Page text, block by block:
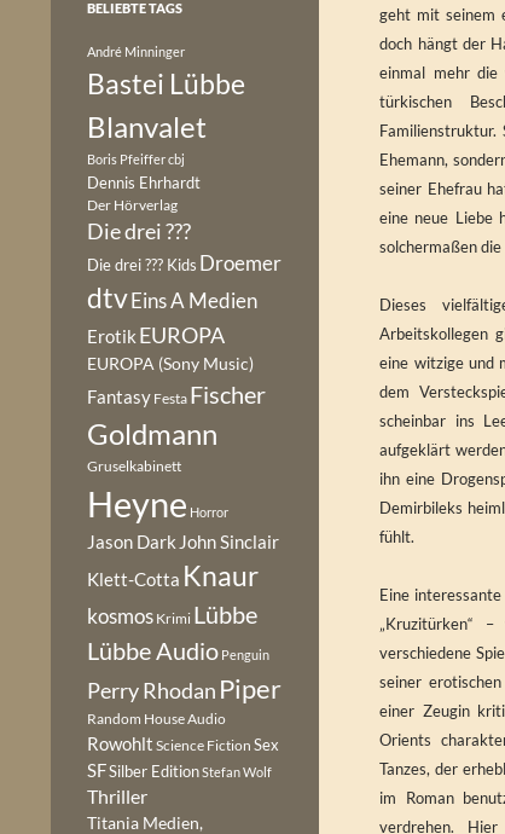
geht mit seinem
doch hängt der
einmal mehr die
türkischen
Familienstruktur.
Ehemann,
seiner Ehefrau
eine neue Liebe
solchermaßen
Dieses
Arbeitskollegen
eine witzige und
dem
scheinbar ins
aufgeklärt
ihn eine
Demirbileks
fühlt.
Eine
„Kruzitürken“
verschiedene
seiner
einer Zeugin
Orients
Tanzes, der
im Roman
verdrehen.
BELIEBTE TAGS
André Minninger
Bastei Lübbe
Blanvalet
Boris Pfeiffercbj
Dennis Ehrhardt
Der Hörverlag
Die drei ???
Die drei ??? Kids Droemer
dtvEins A Medien
Erotik EUROPA
EUROPA (Sony Music)
Fantasy Festa Fischer
Goldmann
Gruselkabinett
Heyne Horror
Jason Dark John Sinclair
Klett-Cotta Knaur
kosmos Krimi Lübbe
Lübbe Audio Penguin
Perry Rhodan Piper
Random House Audio
Rowohlt Science Fiction Sex
SFSilber EditionStefan Wolf
Thriller
Titania Medien,